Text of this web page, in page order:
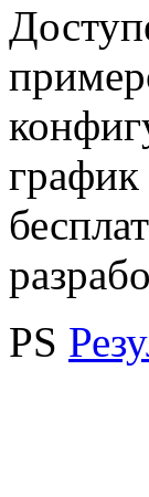
график
PS